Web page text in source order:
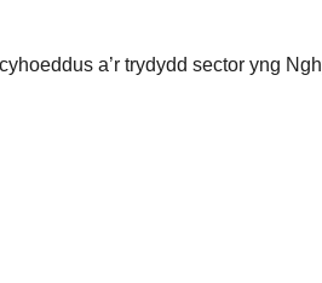
a’r trydydd sector yng